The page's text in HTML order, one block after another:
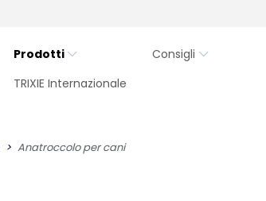
Prodotti Consigli
TRIXIE Internazionale
Anatroccolo per cani